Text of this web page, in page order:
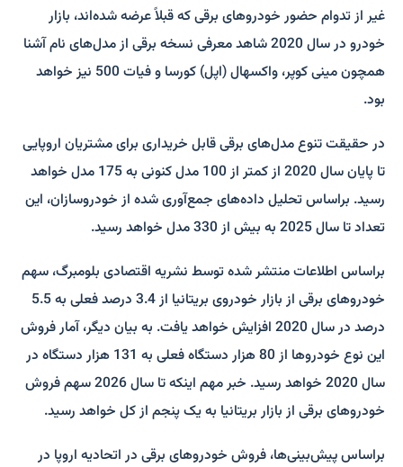
غیر از تدوام حضور خودروهای برقی که قبلاً عرضه شده‌اند، بازار
خودرو در سال 2020 شاهد معرفی نسخه برقی از مدل‌های نام آشنا
همچون مینی کوپر، واکسهال (اپل) کورسا و فیات 500 نیز خواهد
بود.
در حقیقت تنوع مدل‌های برقی قابل خریداری برای مشتریان اروپایی
تا پایان سال 2020 از کمتر از 100 مدل کنونی به 175 مدل خواهد
رسید. براساس تحلیل داده‌های جمع‌آوری شده از خودروسازان، این
تعداد تا سال 2025 به بیش از 330 مدل خواهد رسید.
براساس اطلاعات منتشر شده توسط نشریه اقتصادی بلومبرگ، سهم
خودروهای برقی از بازار خودروی بریتانیا از 3.4 درصد فعلی به 5.5
درصد در سال 2020 افزایش خواهد یافت. به بیان دیگر، آمار فروش
این نوع خودروها از 80 هزار دستگاه فعلی به 131 هزار دستگاه در
سال 2020 خواهد رسید. خبر مهم اینکه تا سال 2026 سهم فروش
خودروهای برقی از بازار بریتانیا به یک پنجم از کل خواهد رسید.
براساس پیش‌بینی‌ها، فروش خودروهای برقی در اتحادیه اروپا در